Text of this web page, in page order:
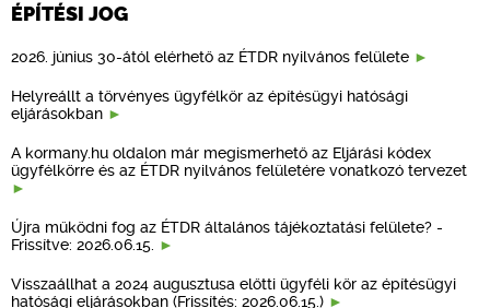
ÉPÍTÉSI JOG
2026. június 30-ától elérhető az ÉTDR nyilvános felülete
Helyreállt a törvényes ügyfélkör az építésügyi hatósági
eljárásokban
A kormany.hu oldalon már megismerhető az Eljárási kódex
ügyfélkörre és az ÉTDR nyilvános felületére vonatkozó tervezet
Újra működni fog az ÉTDR általános tájékoztatási felülete? -
Frissítve: 2026.06.15.
Visszaállhat a 2024 augusztusa előtti ügyféli kör az építésügyi
hatósági eljárásokban (Frissítés: 2026.06.15.)